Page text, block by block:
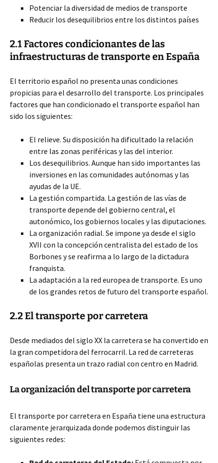
Potenciar la diversidad de medios de transporte
Reducir los desequilibrios entre los distintos países
2.1 Factores condicionantes de las
infraestructuras de transporte en España
El territorio español no presenta unas condiciones
propicias para el desarrollo del transporte. Los principales
factores que han condicionado el transporte español han
sido los siguientes:
El relieve. Su disposición ha dificultado la relación
entre las zonas periféricas y las del interior.
Los desequilibrios. Aunque han sido importantes las
inversiones en las comunidades autónomas y las
ayudas de la UE.
La gestión compartida. La gestión de las vías de
transporte depende del gobierno central, el
autonómico, los gobiernos locales y las diputaciones.
La organización radial. Se impone ya desde el siglo
XVII con la concepción centralista del estado de los
Borbones y se reafirma a lo largo de la dictadura
franquista.
La adaptación a la red europea de transporte. Es uno
de los grandes retos de futuro del transporte español.
2.2 El transporte por carretera
Desde mediados del siglo XX la carretera se ha convertido en
la gran competidora del ferrocarril. La red de carreteras
españolas presenta un trazo radial con centro en Madrid.
La organización del transporte por carretera
El transporte por carretera en España tiene una estructura
claramente jerarquizada donde podemos distinguir las
siguientes redes: